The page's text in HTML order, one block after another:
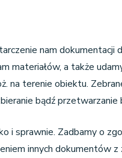
nam dokumentacji
materiałów, a także
na terenie obiektu.
bądź
i sprawnie. Zadbamy o
innych dokumentów z